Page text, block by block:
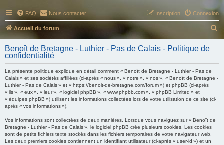
FAQ Nous contacter Connexion
Inscription
Accueil du forum
e
h
Benoît de Bretagne - Luthier - Pas de Calais - Politique de
confidentialité
La présente politique explique en détail comment « Benoît de Bretagne - Luthier - Pas de
Calais » et ses sociétés affiliées (ci-après « nous », « notre », « nos », « Benoît de Bretagne -
Luthier - Pas de Calais » et « https://benoit-de-bretagne.com/forum ») et phpBB (ci-après
« ils », « eux », « leur », « logiciel phpBB », « www.phpbb.com », « phpBB Limited » et
« équipes phpBB ») utilisent les informations collectées lors de votre utilisation de ce site (ci-
après « vos informations »).
Vos informations sont collectées de deux manières. Lorsque vous naviguez sur « Benoît de
Bretagne - Luthier - Pas de Calais », le logiciel phpBB crée plusieurs cookies. Les cookies
sont de petits fichiers texte stockés dans les fichiers temporaires de votre navigateur web.
Les deux premiers cookies contiennent un identifiant utilisateur (ci-après « user-id ») et un